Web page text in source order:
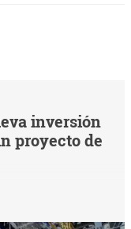
inversión
proyecto de